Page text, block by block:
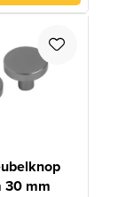
30 mm